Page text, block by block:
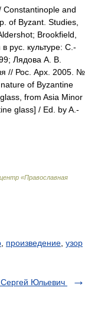
Constantinople and
of Byzant. Studies,
Brookfield,
рус. культуре: С.-
Лядова А. В.
// Рос. Арх. 2005. №
of Byzantine
from Asia Minor
glass] / Ed. by A.-
«Православная
произведение узор
Юльевич